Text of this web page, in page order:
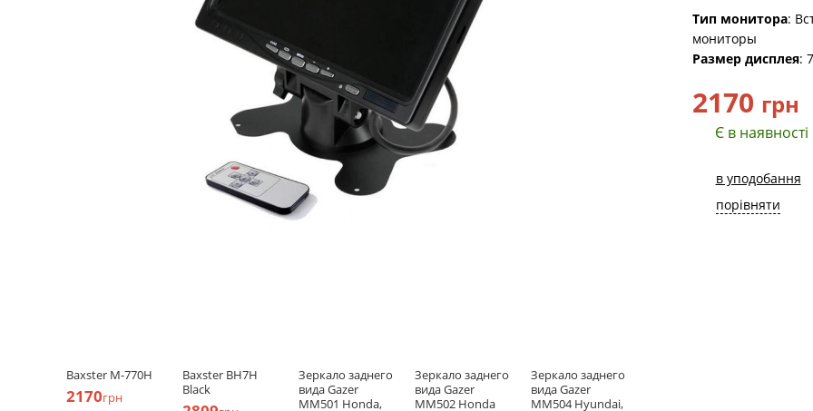
Baxster M-770H
2170грн
Baxster BH7H
Black
Зеркало заднего
вида Gazer
MM501 Honda,
Зеркало заднего
вида Gazer
MM502 Honda
Зеркало заднего
вида Gazer
MM504 Hyundai,
Тип монитора:
мониторы
Размер дисплея:
2170 грн
Є в наявності
в уподобання
порівняти